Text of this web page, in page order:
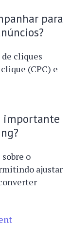
para
cliques
(CPC) e
importante
o
ajustar